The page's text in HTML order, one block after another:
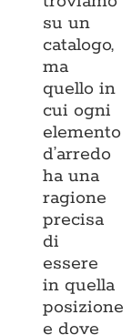
su un
catalogo,
ma
quello in
cui ogni
elemento
d’arredo
ha una
ragione
precisa
di
essere
in quella
posizione
e dove